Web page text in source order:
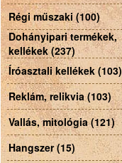
Régi műszaki (100)
Dohányipari termékek,
kellékek (237)
Íróasztali kellékek (103)
Reklám, relikvia (103)
Vallás, mitológia (121)
Hangszer (15)